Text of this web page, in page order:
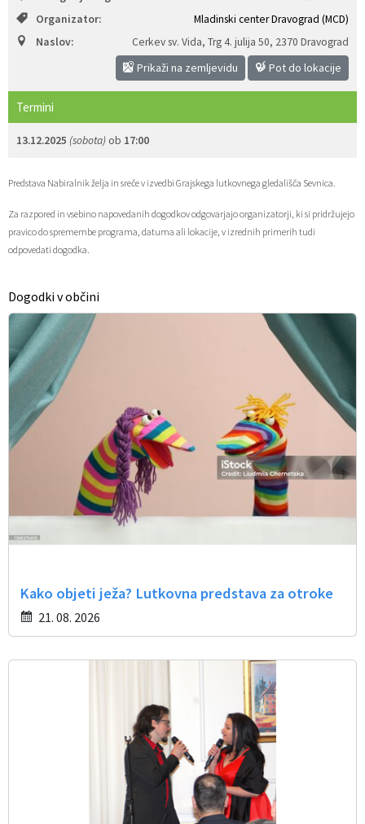
Organizator:
Mladinski center Dravograd (MCD)
Naslov:
Cerkev sv. Vida, Trg 4. julija 50, 2370 Dravograd
Prikaži na zemljevidu Pot do lokacije
Termini
13.12.2025 (sobota) ob 17:00
Predstava Nabiralnik želja in sreče v izvedbi Grajskega lutkovnega gledališča Sevnica.
Za razpored in vsebino napovedanih dogodkov odgovarjajo organizatorji, ki si pridržujejo
pravico do spremembe programa, datuma ali lokacije, v izrednih primerih tudi
odpovedati dogodka.
Dogodki v občini
Kako objeti ježa? Lutkovna predstava za otroke
21. 08. 2026
Zaščita prijaviteljev
Katalog informacij javnega značaja
Fotogalerija
Organigram
Uradne ure
Svet za preventivo in vzgojo v cestnem prometu
Sosvet Občine Dravograd in Policijske postaje Dravograd
Svet koroške regije
Javni razpisi in objave
Lokalne volitve
Projekti in investicije
Strategije Občine Dravograd - Lokalni program za kulturo Občine Dravograd za obdobje 2024–2028
Z mladinskim delom proti prekarnosti mladih – pilotni projekt – DRAVIT DRAVOGRAD
Lokalni program za mladino 2023 – 2028
Občinski predpisi
Občinski časopis
Proračun občine
Izleti in poti
3D predstavitev občine
Virtualna panorama